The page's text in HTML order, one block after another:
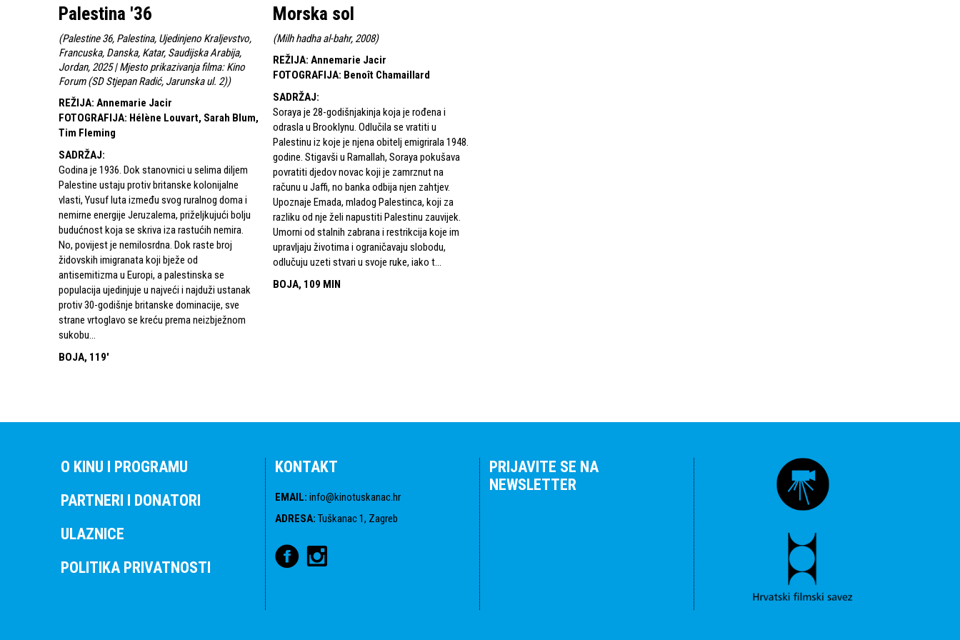
Palestina '36
(Palestine 36, Palestina, Ujedinjeno Kraljevstvo,
Francuska, Danska, Katar, Saudijska Arabija,
Jordan, 2025 | Mjesto prikazivanja filma: Kino
Forum (SD Stjepan Radić, Jarunska ul. 2))
REŽIJA: Annemarie Jacir
FOTOGRAFIJA: Hélène Louvart, Sarah Blum,
Tim Fleming
SADRŽAJ:
Godina je 1936. Dok stanovnici u selima diljem
Palestine ustaju protiv britanske kolonijalne
vlasti, Yusuf luta između svog ruralnog doma i
nemirne energije Jeruzalema, priželjkujući bolju
budućnost koja se skriva iza rastućih nemira.
No, povijest je nemilosrdna. Dok raste broj
židovskih imigranata koji bježe od
antisemitizma u Europi, a palestinska se
populacija ujedinjuje u najveći i najduži ustanak
protiv 30-godišnje britanske dominacije, sve
strane vrtoglavo se kreću prema neizbježnom
sukobu...
BOJA, 119'
Morska sol
(Milh hadha al-bahr, 2008)
REŽIJA: Annemarie Jacir
FOTOGRAFIJA: Benoît Chamaillard
SADRŽAJ:
Soraya je 28-godišnjakinja koja je rođena i
odrasla u Brooklynu. Odlučila se vratiti u
Palestinu iz koje je njena obitelj emigrirala 1948.
godine. Stigavši u Ramallah, Soraya pokušava
povratiti djedov novac koji je zamrznut na
računu u Jaffi, no banka odbija njen zahtjev.
Upoznaje Emada, mladog Palestinca, koji za
razliku od nje želi napustiti Palestinu zauvijek.
Umorni od stalnih zabrana i restrikcija koje im
upravljaju životima i ograničavaju slobodu,
odlučuju uzeti stvari u svoje ruke, iako t...
BOJA, 109 MIN
O KINU I PROGRAMU
PARTNERI I DONATORI
ULAZNICE
POLITIKA PRIVATNOSTI
KONTAKT
EMAIL: info@kinotuskanac.hr
ADRESA: Tuškanac 1, Zagreb
PRIJAVITE SE NA
NEWSLETTER